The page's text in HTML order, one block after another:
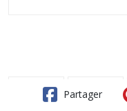
Partager